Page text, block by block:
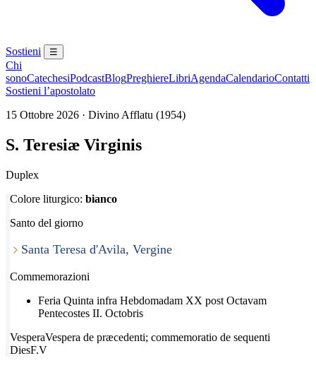
Sostieni ☰
Chi
sonoCatechesiPodcastBlogPreghiereLibriAgendaCalendarioContatti
Sostieni l’apostolato
15 Ottobre 2026 · Divino Afflatu (1954)
S. Teresiæ Virginis
Duplex
Colore liturgico: bianco
Santo del giorno
Santa Teresa d'Avila, Vergine
Commemorazioni
Feria Quinta infra Hebdomadam XX post Octavam
Pentecostes II. Octobris
VesperaVespera de præcedenti; commemoratio de sequenti
DiesF.V